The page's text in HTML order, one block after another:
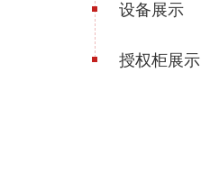
设备展示
授权柜展示